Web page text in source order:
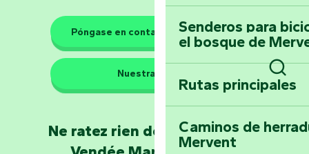
Los guardianes de la
Llévese a casa
Conviértete en
Senderos para
el bosque de
Rutas principales
Caminos de
Mervent
Póngase en contacto con nosotros
Nuestras sedes
Ne ratez rien de l'actualité en